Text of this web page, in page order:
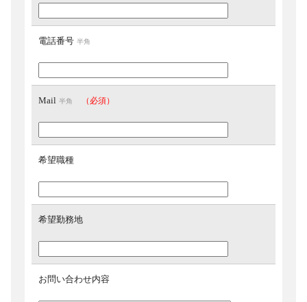
電話番号 半角
Mail 半角 （必須）
希望職種
希望勤務地
お問い合わせ内容